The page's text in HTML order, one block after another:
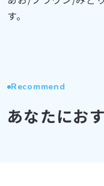
す。
Recommend
あなたにお